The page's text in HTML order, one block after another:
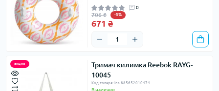
0
706 ₴ -5%
671 ₴
акция
Тримач килимка Reebok RAYG-
10045
Код товара: ins-885652010474
В наличии